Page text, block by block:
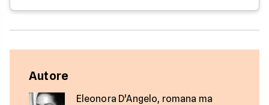
Autore
Eleonora D'Angelo, romana ma